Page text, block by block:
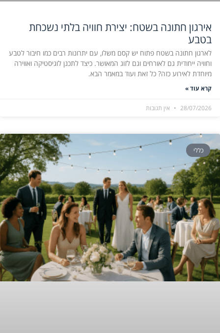
אירגון חתונה בשטח: יצירת חוויה בלתי נשכחת
בטבע
לארגון חתונה בשטח פתוח יש קסם משלו, עם יתרונות רבים כמו חיבור לטבע
וחוויה ייחודית גם לאורחים וגם לזוג המאושר. כיצד לתכנן לוגיסטיקה ואווירה
מיוחדת לאירוע כזה? כל זאת ועוד במאמר הבא.
קרא עוד »
28/07/2026 אין תגובות
כללי